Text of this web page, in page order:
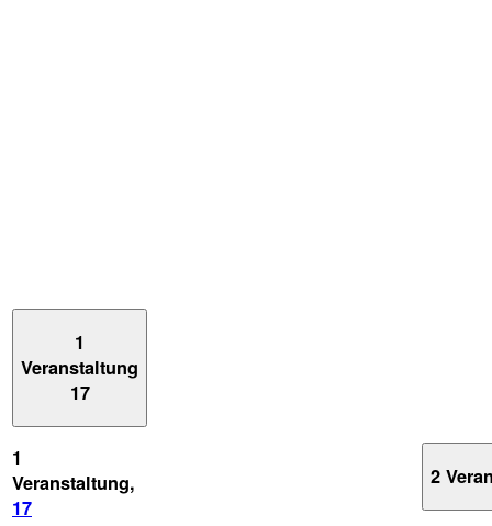
1
Veranstaltung
17
1
Veranstaltung,
17
2